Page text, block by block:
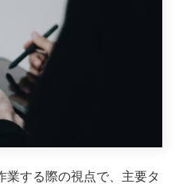
業する際の視点で、主要タ